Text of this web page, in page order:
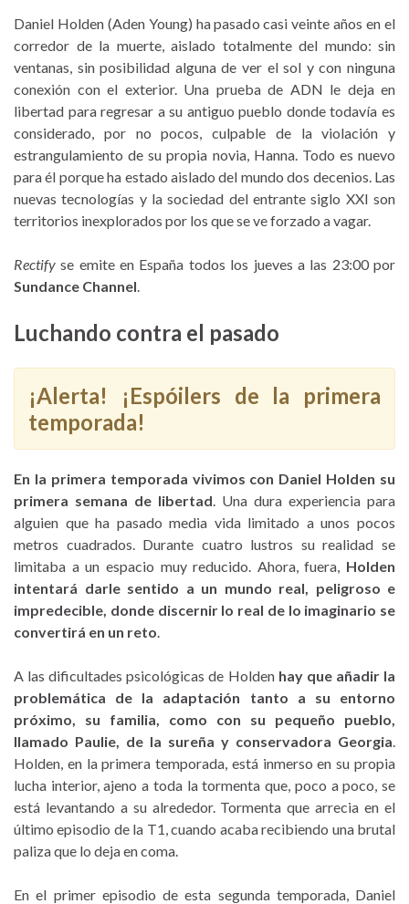
Daniel Holden (Aden Young) ha pasado casi veinte años en el
corredor de la muerte, aislado totalmente del mundo: sin
ventanas, sin posibilidad alguna de ver el sol y con ninguna
conexión con el exterior. Una prueba de ADN le deja en
libertad para regresar a su antiguo pueblo donde todavía es
considerado, por no pocos, culpable de la violación y
estrangulamiento de su propia novia, Hanna. Todo es nuevo
para él porque ha estado aislado del mundo dos decenios. Las
nuevas tecnologías y la sociedad del entrante siglo XXI son
territorios inexplorados por los que se ve forzado a vagar.
Rectify se emite en España todos los jueves a las 23:00 por
Sundance Channel.
Luchando contra el pasado
¡Alerta! ¡Espóilers de la primera
temporada!
En la primera temporada vivimos con Daniel Holden su
primera semana de libertad. Una dura experiencia para
alguien que ha pasado media vida limitado a unos pocos
metros cuadrados. Durante cuatro lustros su realidad se
limitaba a un espacio muy reducido. Ahora, fuera, Holden
intentará darle sentido a un mundo real, peligroso e
impredecible, donde discernir lo real de lo imaginario se
convertirá en un reto.
A las dificultades psicológicas de Holden hay que añadir la
problemática de la adaptación tanto a su entorno
próximo, su familia, como con su pequeño pueblo,
llamado Paulie, de la sureña y conservadora Georgia.
Holden, en la primera temporada, está inmerso en su propia
lucha interior, ajeno a toda la tormenta que, poco a poco, se
está levantando a su alrededor. Tormenta que arrecia en el
último episodio de la T1, cuando acaba recibiendo una brutal
paliza que lo deja en coma.
En el primer episodio de esta segunda temporada, Daniel